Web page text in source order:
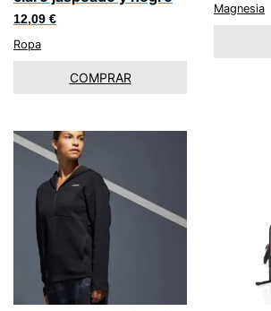
12,09 €
Ropa
COMPRAR
Magnesia